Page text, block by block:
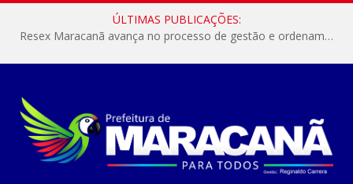
ÚLTIMAS PUBLICAÇÕES:
Resex Maracanã avança no processo de gestão e ordenamento do turismo em nossas áreas protegidas.